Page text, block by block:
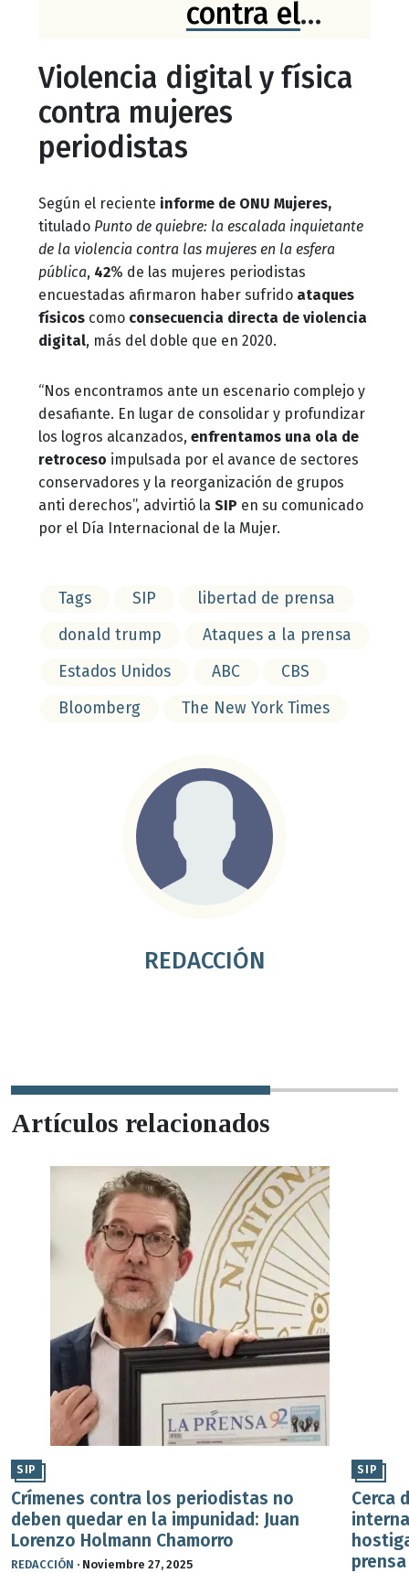
contra el
en el mundo
al alimentar
un frente
transnacional
Violencia digital y física
contra mujeres
periodistas
Según el reciente informe de ONU Mujeres,
titulado Punto de quiebre: la escalada inquietante
de la violencia contra las mujeres en la esfera
pública, 42% de las mujeres periodistas
encuestadas afirmaron haber sufrido ataques
físicos como consecuencia directa de violencia
digital, más del doble que en 2020.
“Nos encontramos ante un escenario complejo y
desafiante. En lugar de consolidar y profundizar
los logros alcanzados, enfrentamos una ola de
retroceso impulsada por el avance de sectores
conservadores y la reorganización de grupos
anti derechos”, advirtió la SIP en su comunicado
por el Día Internacional de la Mujer.
Tags SIP
libertad de prensa
donald trump
Ataques a la prensa
Estados Unidos
ABC
CBS
Bloomberg
The New York Times
REDACCIÓN
Artículos relacionados
SIP
Crímenes contra los periodistas no
deben quedar en la impunidad: Juan
Lorenzo Holmann Chamorro
REDACCIÓN · Noviembre 27, 2025
SIP
Cerca